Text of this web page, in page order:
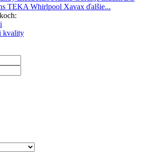
TEKA Whirlpool Xavax ďalšie...